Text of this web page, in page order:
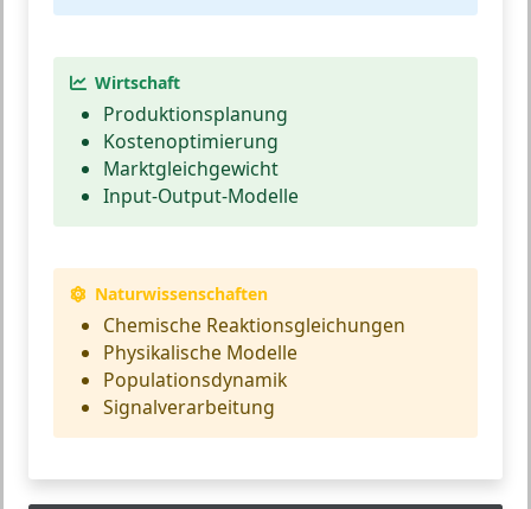
Wirtschaft
Produktionsplanung
Kostenoptimierung
Marktgleichgewicht
Input-Output-Modelle
Naturwissenschaften
Chemische Reaktionsgleichungen
Physikalische Modelle
Populationsdynamik
Signalverarbeitung